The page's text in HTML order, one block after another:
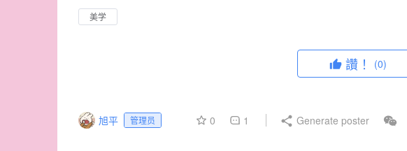
a
y
美学
讚！ (0)
旭平 管理员 0 1 Generate poster